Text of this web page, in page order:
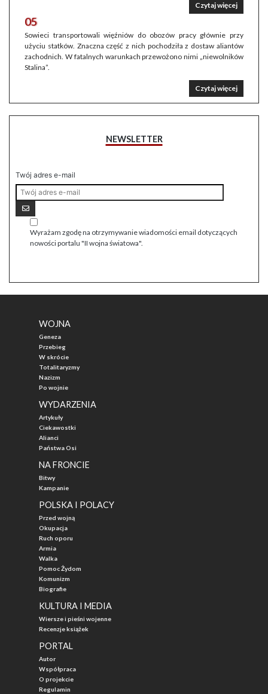
Czytaj więcej
05
Sowieci transportowali więźniów do obozów pracy głównie przy
użyciu statków. Znaczna część z nich pochodziła z dostaw aliantów
zachodnich. W fatalnych warunkach przewożono nimi „niewolników
Stalina”.
Czytaj więcej
NEWSLETTER
Twój adres e-mail
Wyrażam zgodę na otrzymywanie wiadomości email dotyczących
nowości portalu "II wojna światowa".
WOJNA
Geneza
Przebieg
W skrócie
Totalitaryzmy
Nazizm
Po wojnie
WYDARZENIA
Artykuły
Ciekawostki
Alianci
Państwa Osi
NA FRONCIE
Bitwy
Kampanie
POLSKA I POLACY
Przed wojną
Okupacja
Ruch oporu
Armia
Walka
Pomoc Żydom
Komunizm
Biografie
KULTURA I MEDIA
Wiersze i pieśni wojenne
Recenzje książek
PORTAL
Autor
Współpraca
O projekcie
Regulamin